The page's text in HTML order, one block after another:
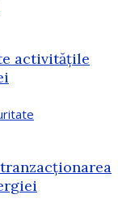
activitățile